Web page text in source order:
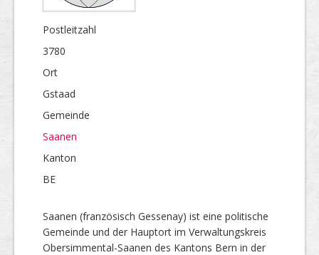
Postleitzahl
3780
Ort
Gstaad
Gemeinde
Saanen
Kanton
BE
Saanen (französisch Gessenay) ist eine politische
Gemeinde und der Hauptort im Verwaltungskreis
Obersimmental-Saanen des Kantons Bern in der